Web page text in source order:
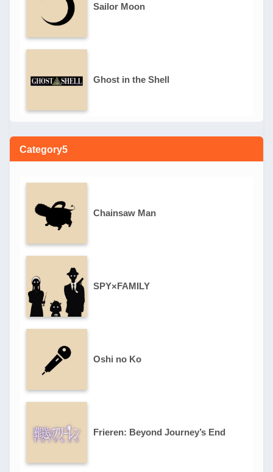
Sailor Moon
Ghost in the Shell
Category5
Chainsaw Man
SPY×FAMILY
Oshi no Ko
Frieren: Beyond Journey’s End